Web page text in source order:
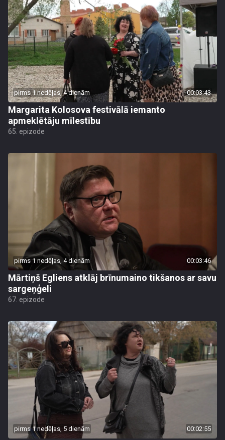
pirms 1 nedēļas, 4 dienām 00:03:43
Margarita Kolosova festivālā iemanto
apmeklētāju mīlestību
65. epizode
pirms 1 nedēļas, 4 dienām 00:03:46
Mārtiņš Egliens atklāj brīnumaino tikšanos ar savu
sargeņģeli
67. epizode
pirms 1 nedēļas, 5 dienām 00:02:55